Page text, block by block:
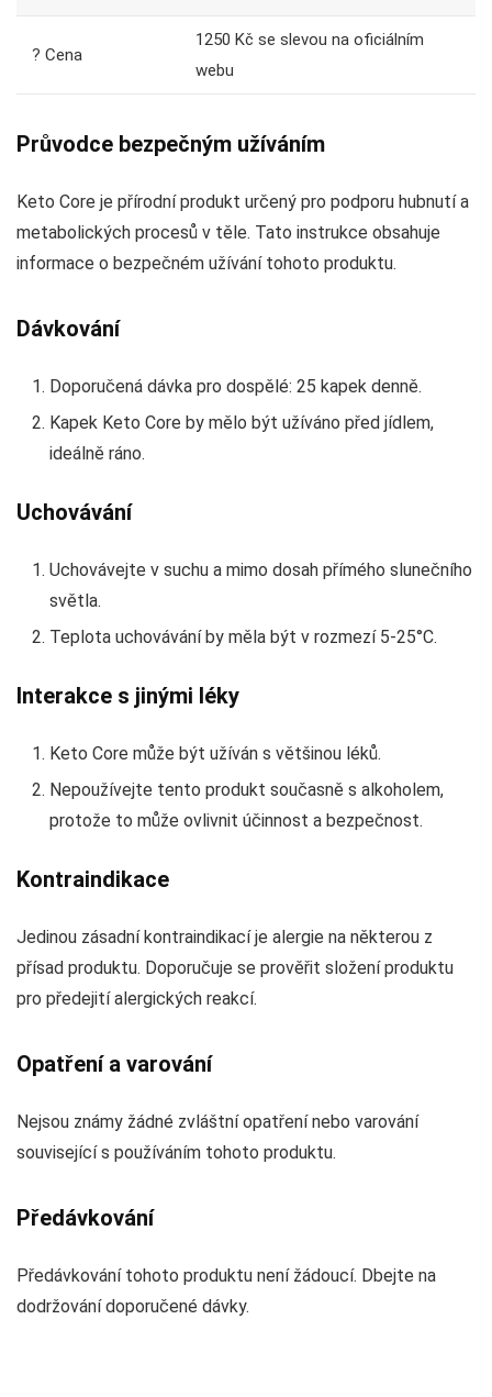
? Cena
1250 Kč se slevou na oficiálním
webu
Průvodce bezpečným užíváním
Keto Core je přírodní produkt určený pro podporu hubnutí a
metabolických procesů v těle. Tato instrukce obsahuje
informace o bezpečném užívání tohoto produktu.
Dávkování
Doporučená dávka pro dospělé: 25 kapek denně.
Kapek Keto Core by mělo být užíváno před jídlem,
ideálně ráno.
Uchovávání
Uchovávejte v suchu a mimo dosah přímého slunečního
světla.
Teplota uchovávání by měla být v rozmezí 5-25°C.
Interakce s jinými léky
Keto Core může být užíván s většinou léků.
Nepoužívejte tento produkt současně s alkoholem,
protože to může ovlivnit účinnost a bezpečnost.
Kontraindikace
Jedinou zásadní kontraindikací je alergie na některou z
přísad produktu. Doporučuje se prověřit složení produktu
pro předejití alergických reakcí.
Opatření a varování
Nejsou známy žádné zvláštní opatření nebo varování
související s používáním tohoto produktu.
Předávkování
Předávkování tohoto produktu není žádoucí. Dbejte na
dodržování doporučené dávky.